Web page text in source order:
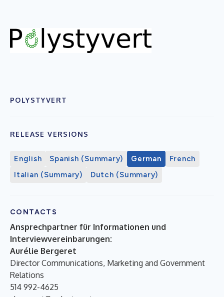
POLYSTYVERT
RELEASE VERSIONS
English Spanish (Summary) German
French
Italian (Summary)
Dutch (Summary)
CONTACTS
Ansprechpartner für Informationen und
Interviewvereinbarungen:
Aurélie Bergeret
Director Communications, Marketing and Government
Relations
514 992-4625